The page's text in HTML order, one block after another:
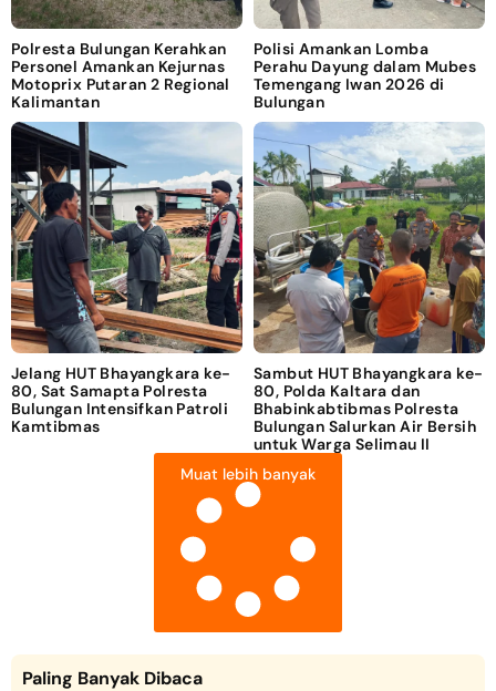
Polresta Bulungan Kerahkan
Personel Amankan Kejurnas
Motoprix Putaran 2 Regional
Kalimantan
Polisi Amankan Lomba
Perahu Dayung dalam Mubes
Temengang Iwan 2026 di
Bulungan
Jelang HUT Bhayangkara ke-
80, Sat Samapta Polresta
Bulungan Intensifkan Patroli
Kamtibmas
Sambut HUT Bhayangkara ke-
80, Polda Kaltara dan
Bhabinkabtibmas Polresta
Bulungan Salurkan Air Bersih
untuk Warga Selimau II
Muat lebih banyak
Paling Banyak Dibaca